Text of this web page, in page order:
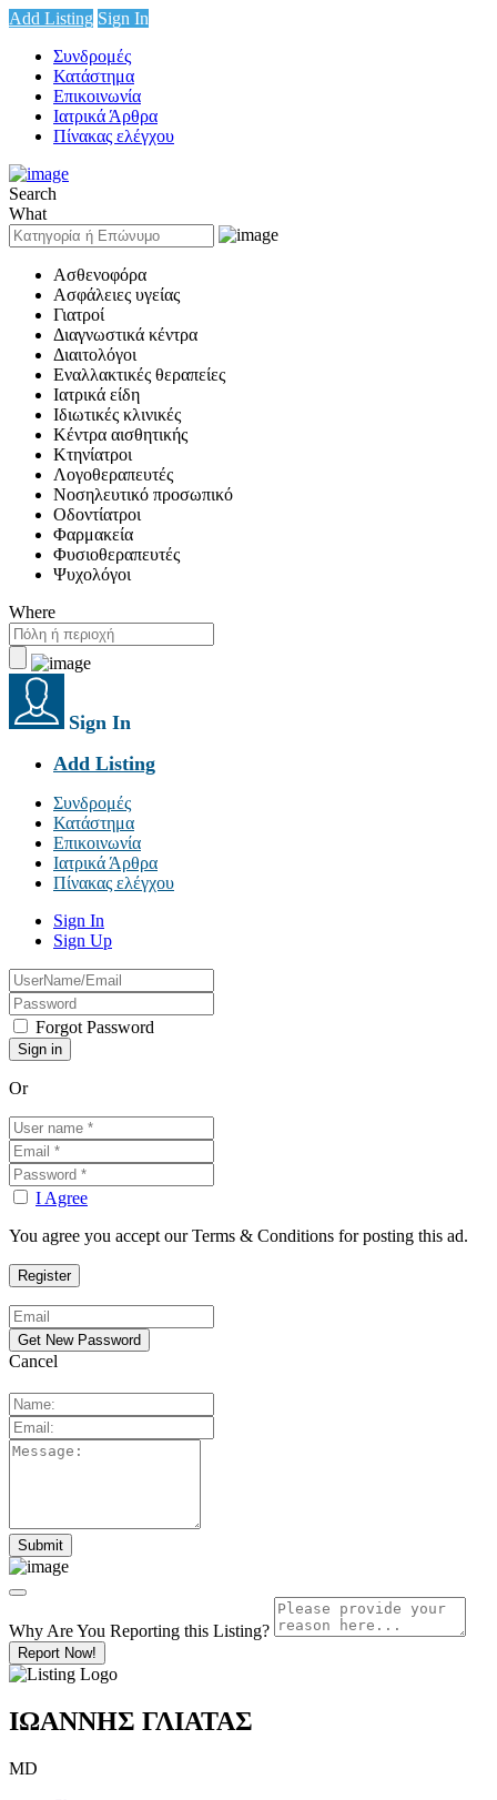
Add Listing Sign In
Συνδρομές
Κατάστημα
Επικοινωνία
Ιατρικά Άρθρα
Πίνακας ελέγχου
Search
What
Ασθενοφόρα
Ασφάλειες υγείας
Γιατροί
Διαγνωστικά κέντρα
Διαιτολόγοι
Εναλλακτικές θεραπείες
Ιατρικά είδη
Ιδιωτικές κλινικές
Κέντρα αισθητικής
Κτηνίατροι
Λογοθεραπευτές
Νοσηλευτικό προσωπικό
Οδοντίατροι
Φαρμακεία
Φυσιοθεραπευτές
Ψυχολόγοι
Where
Sign In
Add Listing
Συνδρομές
Κατάστημα
Επικοινωνία
Ιατρικά Άρθρα
Πίνακας ελέγχου
Sign In
Sign Up
Forgot Password
Or
I Agree
You agree you accept our Terms & Conditions for posting this ad.
Cancel
Why Are You Reporting this Listing?
Report Now!
ΙΩΑΝΝΗΣ ΓΛΙΑΤΑΣ
MD